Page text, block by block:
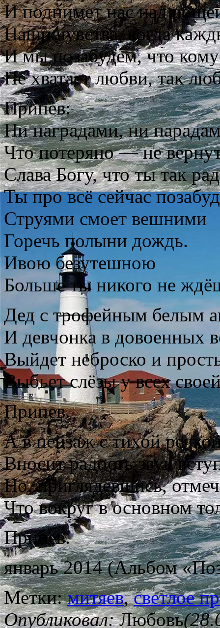
И поднимет нас над
Наши чувства, когда
И мы позабудем, что
Не хватает любви, так
Припев:
Ни наградами, ни
Что потеряно — не
Слава Богу, что ты так
Ты про всё сейчас
Струями смоет вешними
Горечь полыни дождь.
Ивою безутешною
Больше ты никого не
Дед с трофейным белым
И девчонка в довоенных
Выйдет неброско и
Выбьет слёзы у всех
Припев.
А в пейзаж с тихой
Вносит радость звук
Но, приглядевшись,
Что вокруг в основном
Припев.
январь 2014 (Альбом
Метки:митяев,светлое
Опубликовал:Любовь